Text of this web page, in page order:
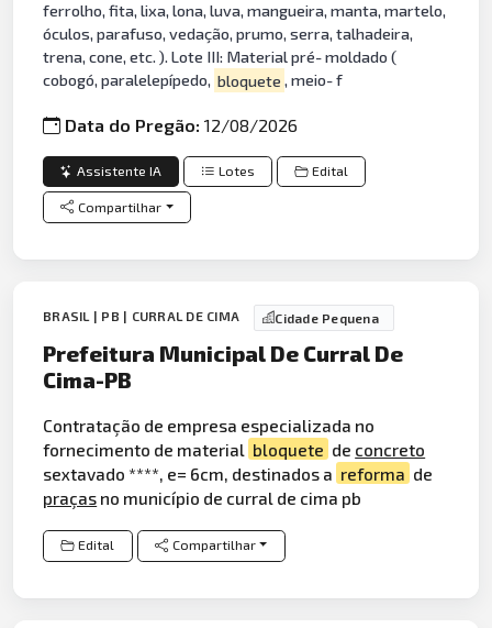
ferrolho, fita, lixa, lona, luva, mangueira, manta, martelo,
óculos, parafuso, vedação, prumo, serra, talhadeira,
trena, cone, etc. ). Lote III: Material pré- moldado (
cobogó, paralelepípedo, bloquete , meio- f
Data do Pregão:12/08/2026
Assistente IA Lotes Edital
Compartilhar
BRASIL | PB | CURRAL DE CIMA Cidade Pequena
Prefeitura Municipal De Curral De
Cima-PB
Contratação de empresa especializada no
fornecimento de material bloquete de concreto
sextavado ****, e= 6cm, destinados a reforma de
praças no município de curral de cima pb
Edital Compartilhar